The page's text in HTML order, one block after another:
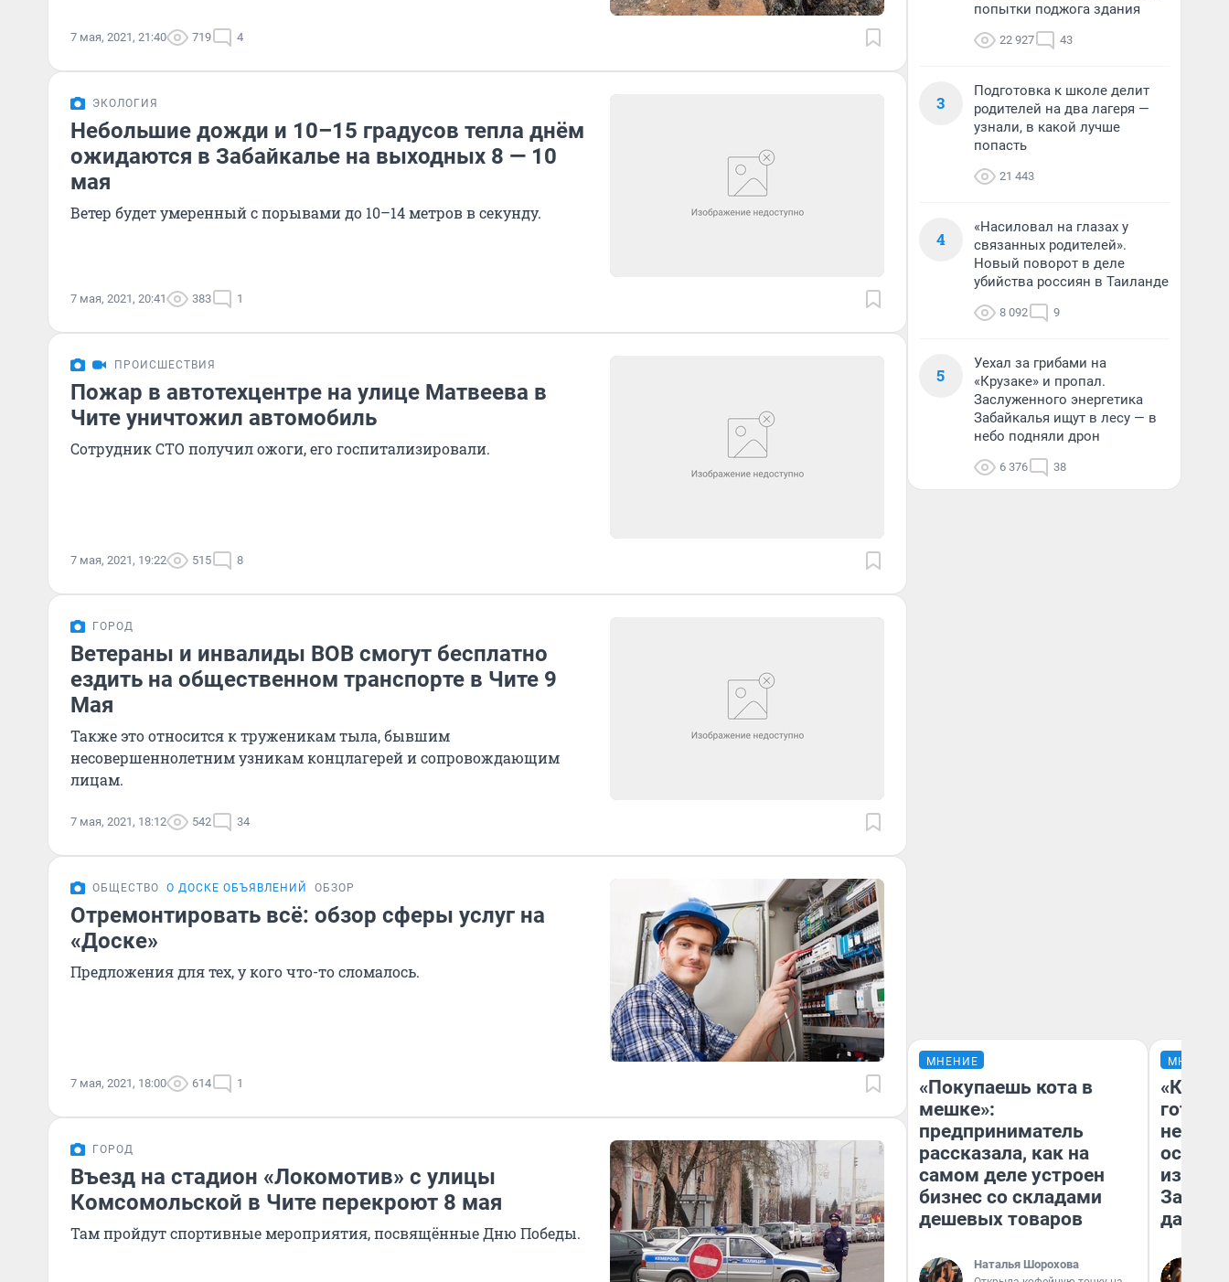
7 мая, 2021, 21:40 719 4
ЭКОЛОГИЯ
Небольшие дожди и 10–15 градусов тепла днём
ожидаются в Забайкалье на выходных 8 — 10
мая
Ветер будет умеренный с порывами до 10–14 метров в секунду.
7 мая, 2021, 20:41 383 1
ПРОИСШЕСТВИЯ
Пожар в автотехцентре на улице Матвеева в
Чите уничтожил автомобиль
Сотрудник СТО получил ожоги, его госпитализировали.
7 мая, 2021, 19:22 515 8
ГОРОД
Ветераны и инвалиды ВОВ смогут бесплатно
ездить на общественном транспорте в Чите 9
Мая
Также это относится к труженикам тыла, бывшим
несовершеннолетним узникам концлагерей и сопровождающим
лицам.
7 мая, 2021, 18:12 542 34
ОБЩЕСТВО О ДОСКЕ ОБЪЯВЛЕНИЙ ОБЗОР
Отремонтировать всё: обзор сферы услуг на
«Доске»
Предложения для тех, у кого что-то сломалось.
7 мая, 2021, 18:00 614 1
ГОРОД
Въезд на стадион «Локомотив» с улицы
Комсомольской в Чите перекроют 8 мая
Там пройдут спортивные мероприятия, посвящённые Дню Победы.
попытки поджога здания
22 927 43
3
Подготовка к школе делит
родителей на два лагеря —
узнали, в какой лучше
попасть
21 443
4
«Насиловал на глазах у
связанных родителей».
Новый поворот в деле
убийства россиян в Таиланде
8 092 9
5
Уехал за грибами на
«Крузаке» и пропал.
Заслуженного энергетика
Забайкалья ищут в лесу — в
небо подняли дрон
6 376 38
МНЕНИЕ
«Покупаешь кота в
мешке»:
предприниматель
рассказала, как на
самом деле устроен
бизнес со складами
дешевых товаров
Наталья Шорохова
МНЕНИЕ
осень
Зачем
дачу